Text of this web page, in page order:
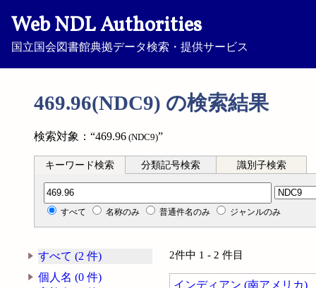
Web NDL Authorities
国立国会図書館典拠データ検索・提供サービス
469.96(NDC9) の検索結果
検索対象：“469.96 (NDC9)”
キーワード検索 分類記号検索 識別子検索
分類記号検索
すべて 名称のみ 普通件名のみ ジャンルのみ
すべて (2 件)
個人名 (0 件)
2件中 1 - 2 件目
インディアン (南アメリカ)